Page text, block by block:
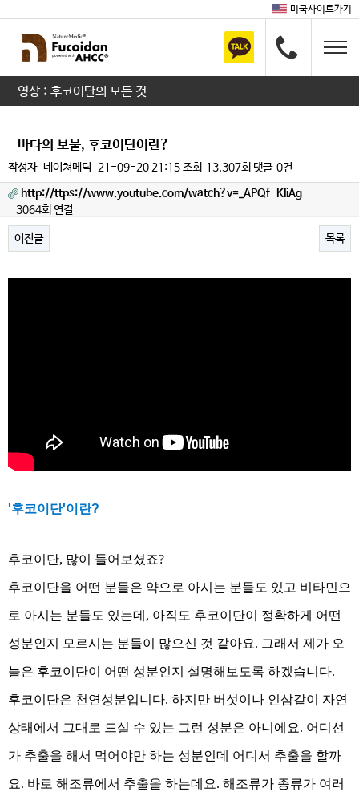
미국사이트가기
영상 : 후코이단의 모든 것
바다의 보물, 후코이단이란?
작성자 네이쳐메딕 21-09-20 21:15조회 13,307회 댓글 0건
http://ttps://www.youtube.com/watch?v=_APQf-KIiAg
3064회 연결
이전글 목록
본문
'후코이단'이란?
후코이단, 많이 들어보셨죠?
후코이단을 어떤 분들은 약으로 아시는 분들도 있고 비타민으
로 아시는 분들도 있는데, 아직도 후코이단이 정확하게 어떤
성분인지 모르시는 분들이 많으신 것 같아요. 그래서 제가 오
늘은 후코이단이 어떤 성분인지 설명해보도록 하겠습니다.
후코이단은 천연성분입니다. 하지만 버섯이나 인삼같이 자연
상태에서 그대로 드실 수 있는 그런 성분은 아니에요. 어디선
가 추출을 해서 먹어야만 하는 성분인데 어디서 추출을 할까
요. 바로 해조류에서 추출을 하는데요. 해조류가 종류가 여러